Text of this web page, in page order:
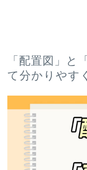
「配置図」と
て分かりやす